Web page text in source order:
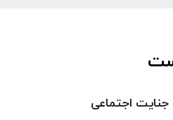
جنایت اجتماعی